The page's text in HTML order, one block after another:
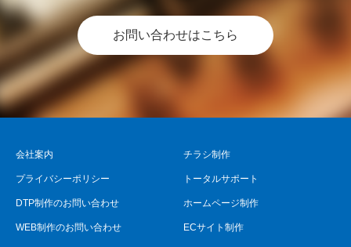
お問い合わせはこちら
会社案内
プライバシーポリシー
DTP制作のお問い合わせ
WEB制作のお問い合わせ
チラシ制作
トータルサポート
ホームページ制作
ECサイト制作